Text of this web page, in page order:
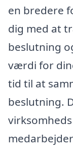
en bredere
dig med at
beslutning
værdi for
tid til at
beslutning.